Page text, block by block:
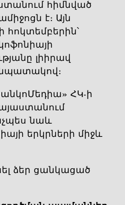
հիմնված
է։ Այն
հոկտեմբերին՝
լիիրավ
նպատակով։
ՀԿ-ի
նաև
երկրների միջև
ձեր ցանկացած